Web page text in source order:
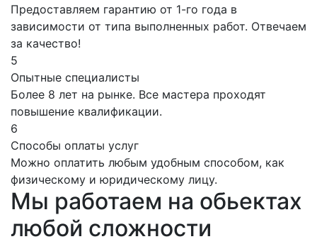
Предоставляем гарантию от 1-го года в
зависимости от типа выполненных работ. Отвечаем
за качество!
5
Опытные специалисты
Более 8 лет на рынке. Все мастера проходят
повышение квалификации.
6
Способы оплаты услуг
Можно оплатить любым удобным способом, как
физическому и юридическому лицу.
Мы работаем на обьектах
любой сложности